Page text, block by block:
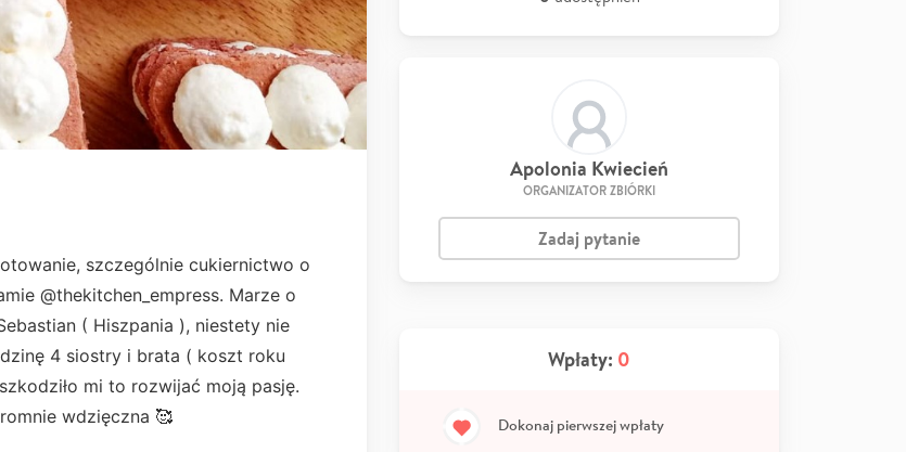
szczególnie cukiernictwo o
@thekitchen_empress. Marze o
( Hiszpania ), niestety nie
4 siostry i brata ( koszt roku
mi to rozwijać moją pasję.
wdzięczna 🥰
Apolonia Kwiecień
ORGANIZATOR ZBIÓRKI
Zadaj pytanie
Wpłaty: 0
Dokonaj pierwszej wpłaty